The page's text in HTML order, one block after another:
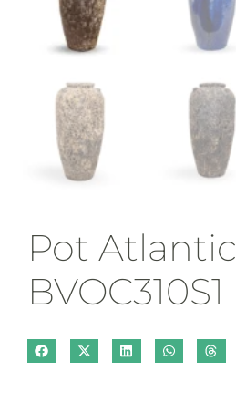
Pot Atlantic
BVOC310S1